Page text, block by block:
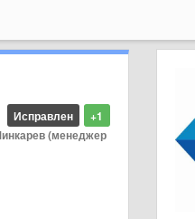
+1
Исправлен
(менеджер